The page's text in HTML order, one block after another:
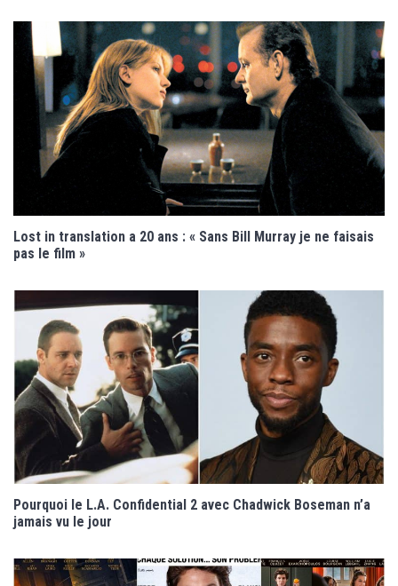
Lost in translation a 20 ans : « Sans Bill Murray je ne faisais
pas le film »
Pourquoi le L.A. Confidential 2 avec Chadwick Boseman n’a
jamais vu le jour